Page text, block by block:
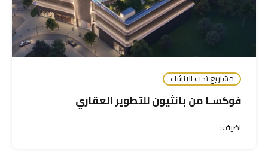
مشاريع تحت الانشاء
فوكسـا من بانثيون للتطوير العقاري
اضيف: